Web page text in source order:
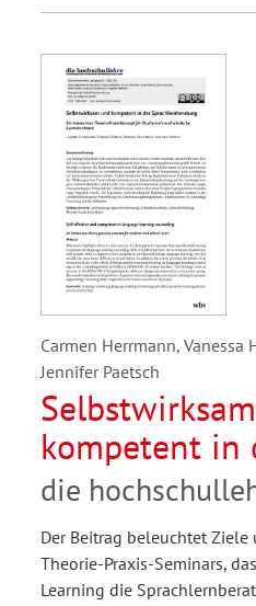
Carmen Herrmann, Vanessa
Jennifer Paetsch
kompetent in
innovatives
Praxis-
die
Der Beitrag beleuchtet
Theorie-Praxis-Seminars,
Learning die